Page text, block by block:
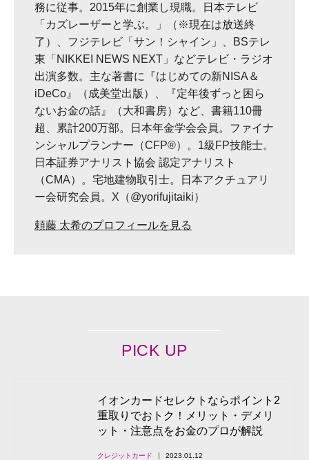
務に従事。2015年に創業し現職。日本テレビ
「カズレーザーと学ぶ。」（※現在は放送終
了）、フジテレビ「サン！シャイン」、BSテレ
東「NIKKEI NEWS NEXT」などテレビ・ラジオ
出演多数。主な著書に『はじめての新NISA＆
iDeCo』（成美堂出版）、『定年後ずっと困ら
ないお金の話』（大和書房）など、書籍110冊
超、累計200万部。日本年金学会会員。ファイナ
ンシャルプランナー（CFP®）。1級FP技能士。
日本証券アナリスト協会 認定アナリスト
（CMA）。宅地建物取引士。日本アクチュアリ
ー会研究会員。X（@yorifujitaiki）
頼藤 太希のプロフィールを見る
PICK UP
イオンカードセレクトならポイント2
重取りでおトク！メリット・デメリ
ット・注意点をお金のプロが解説
クレジットカード 2023.01.12